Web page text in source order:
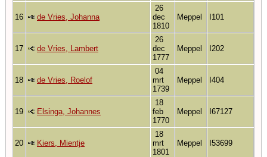
16 de Vries, Johanna
26
dec
1810
Meppel I101
17 de Vries, Lambert
26
dec
1777
Meppel I202
18 de Vries, Roelof
04
mrt
1739
Meppel I404
19 Elsinga, Johannes
18
feb
1770
Meppel I67127
20 Kiers, Mientje
18
mrt
1801
Meppel I53699